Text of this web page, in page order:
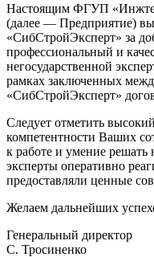
Настоящим ФГУП
(далее — Предприятие)
«СибСтройЭксперт» за
профессиональный и
негосударственной
рамках заключенных
«СибСтройЭксперт»
Следует отметить
компетентности Ваших
к работе и умение решать
эксперты оперативно
предоставляли ценные
Желаем дальнейших
Генеральный директор
С. Тросиненко